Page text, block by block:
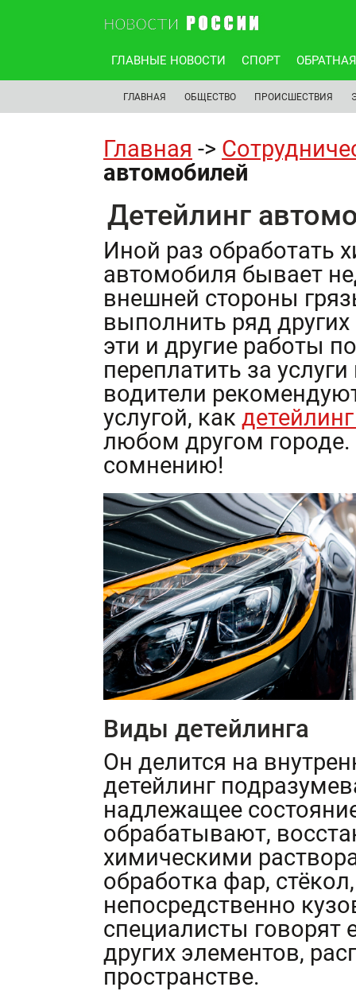
ГЛАВНЫЕ НОВОСТИ СПОРТ
ГЛАВНАЯ ОБЩЕСТВО ПРОИСШЕСТВИЯ
Главная ->
автомобилей
Детейлинг
Иной раз обработать
автомобиля бывает
внешней стороны
выполнить ряд
эти и другие работы
переплатить за
водители
услугой, как
любом другом
сомнению!
Виды детейлинга
Он делится на
детейлинг
надлежащее
обрабатывают,
химическими
обработка фар,
непосредственно
специалисты говорят
других элементов,
пространстве.